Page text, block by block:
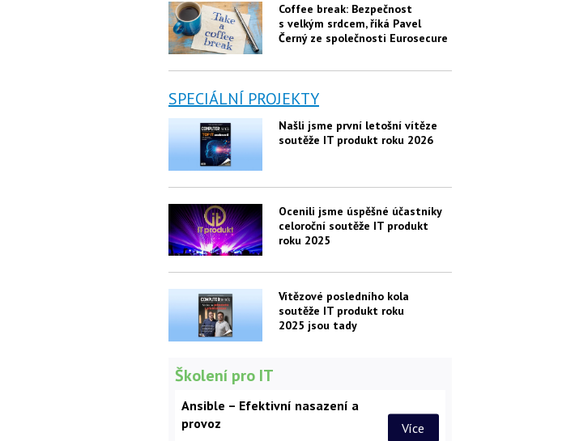
Coffee break: Bezpečnost
s velkým srdcem, říká Pavel
Černý ze společnosti Eurosecure
SPECIÁLNÍ PROJEKTY
Našli jsme první letošní vítěze
soutěže IT produkt roku 2026
Ocenili jsme úspěšné účastníky
celoroční soutěže IT produkt
roku 2025
Vítězové posledního kola
soutěže IT produkt roku
2025 jsou tady
Školení pro IT
Ansible – Efektivní nasazení a
provoz
Více